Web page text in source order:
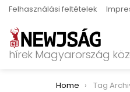
Felhasználási feltételek
hírek Magyarország
You are here:
Home Tag